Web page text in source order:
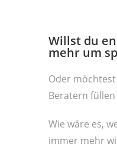
Willst du
mehr um
Oder
Beratern
Wie wäre es,
immer mehr